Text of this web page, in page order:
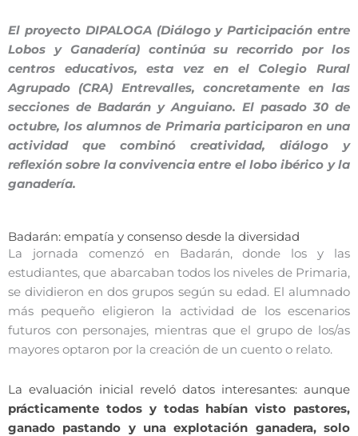
El proyecto DIPALOGA (Diálogo y Participación entre
Lobos y Ganadería) continúa su recorrido por los
centros educativos, esta vez en el Colegio Rural
Agrupado (CRA) Entrevalles, concretamente en las
secciones de Badarán y Anguiano. El pasado 30 de
octubre, los alumnos de Primaria participaron en una
actividad que combinó creatividad, diálogo y
reflexión sobre la convivencia entre el lobo ibérico y la
ganadería.
Badarán: empatía y consenso desde la diversidad
La jornada comenzó en Badarán, donde los y las
estudiantes, que abarcaban todos los niveles de Primaria,
se dividieron en dos grupos según su edad. El alumnado
más pequeño eligieron la actividad de los escenarios
futuros con personajes, mientras que el grupo de los/as
mayores optaron por la creación de un cuento o relato.
La evaluación inicial reveló datos interesantes: aunque
prácticamente todos y todas habían visto pastores,
ganado pastando y una explotación ganadera, solo